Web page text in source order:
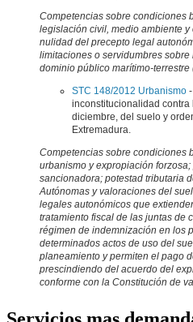
Competencias sobre condiciones
legislación civil, medio ambiente
nulidad del precepto legal
limitaciones o servidumbres
dominio público marítimo-terrestre
STC 148/2012 Urbanismo
inconstitucionalidad contra
diciembre, del suelo y
Extremadura.
Competencias sobre condiciones
urbanismo y expropiación
sancionadora; potestad tributaria
Autónomas y valoraciones del
legales autonómicos que
tratamiento fiscal de las juntas de
régimen de indemnización en los
determinados actos de uso del
planeamiento y permiten el pago
prescindiendo del acuerdo del
conforme con la Constitución de